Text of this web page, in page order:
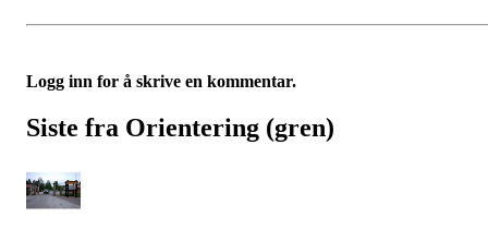
Logg inn for å skrive en kommentar.
Siste fra Orientering (gren)